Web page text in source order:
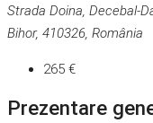
Strada Doina, Decebal-
Bihor, 410326, România
265 €
Prezentare